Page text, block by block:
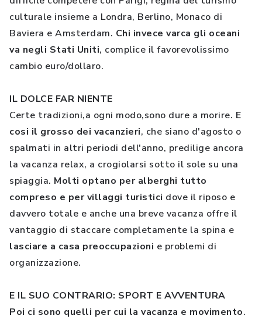
culturale insieme a Londra, Berlino, Monaco di
Baviera e Amsterdam. Chi invece varca gli oceani
va negli Stati Uniti, complice il favorevolissimo
cambio euro/dollaro.
IL DOLCE FAR NIENTE
Certe tradizioni,a ogni modo,sono dure a morire. E
cosi il grosso dei vacanzieri, che siano d'agosto o
spalmati in altri periodi dell'anno, predilige ancora
la vacanza relax, a crogiolarsi sotto il sole su una
spiaggia. Molti optano per alberghi tutto
compreso e per villaggi turistici dove il riposo e
davvero totale e anche una breve vacanza offre il
vantaggio di staccare completamente la spina e
lasciare a casa preoccupazioni e problemi di
organizzazione.
E IL SUO CONTRARIO: SPORT E AVVENTURA
Poi ci sono quelli per cui la vacanza e movimento.